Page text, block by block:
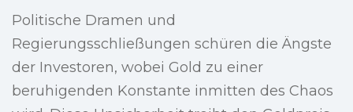
Politische Dramen und
Regierungsschließungen schüren die Ängste
der Investoren, wobei Gold zu einer
beruhigenden Konstante inmitten des Chaos